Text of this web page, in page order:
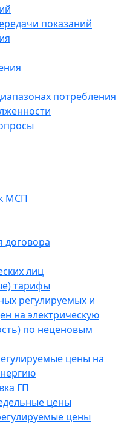
показаний
потребления
МСП
договора
лиц
тарифы
регулируемых и
на электрическую
по неценовым
цены на
ГП
цены
цены